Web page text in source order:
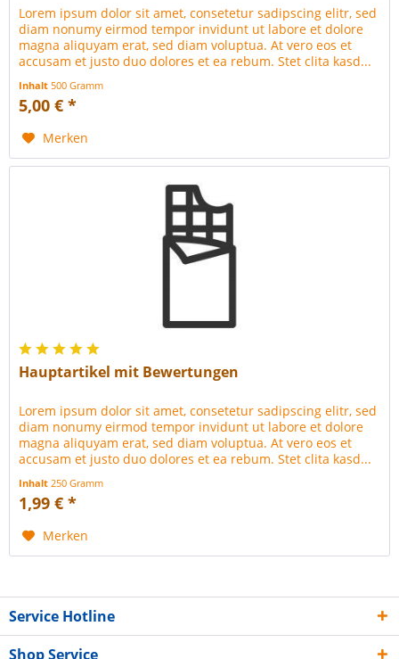
Lorem ipsum dolor sit amet, consetetur sadipscing elitr, sed
diam nonumy eirmod tempor invidunt ut labore et dolore
magna aliquyam erat, sed diam voluptua. At vero eos et
accusam et justo duo dolores et ea rebum. Stet clita kasd...
Inhalt 500 Gramm
5,00 € *
Merken
Hauptartikel mit Bewertungen
Lorem ipsum dolor sit amet, consetetur sadipscing elitr, sed
diam nonumy eirmod tempor invidunt ut labore et dolore
magna aliquyam erat, sed diam voluptua. At vero eos et
accusam et justo duo dolores et ea rebum. Stet clita kasd...
Inhalt250 Gramm
1,99 € *
Merken
Service Hotline
Shop Service